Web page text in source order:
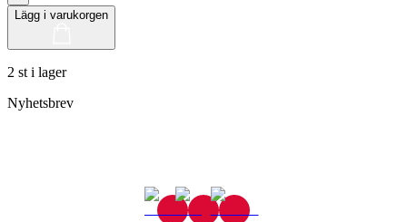
Lägg i varukorgen
2 st i lager
Nyhetsbrev